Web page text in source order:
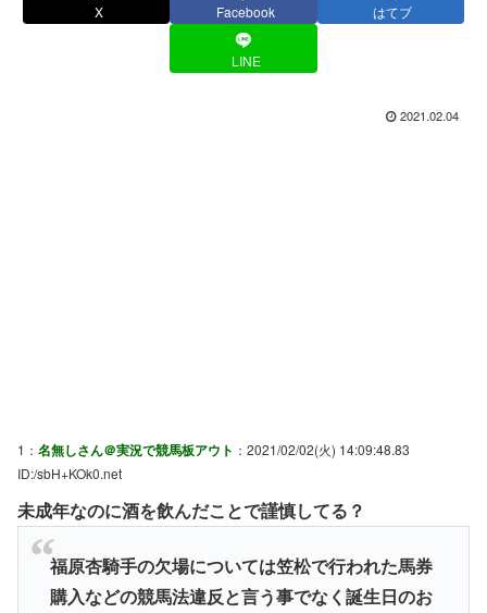
X Facebook はてブ
LINE
2021.02.04
1： 名無しさん＠実況で競馬板アウト ：2021/02/02(火) 14:09:48.83
ID:/sbH+KOk0.net
未成年なのに酒を飲んだことで謹慎してる？
福原杏騎手の欠場については笠松で行われた馬券
購入などの競馬法違反と言う事でなく誕生日のお